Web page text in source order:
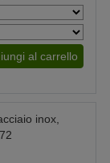
al carrello
inox,